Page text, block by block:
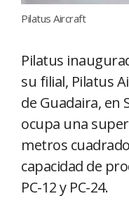
Pilatus Aircraft
Pilatus
su filial, Pilatus
de Guadaira, en
ocupa una
metros
capacidad de
PC-12 y PC-24.